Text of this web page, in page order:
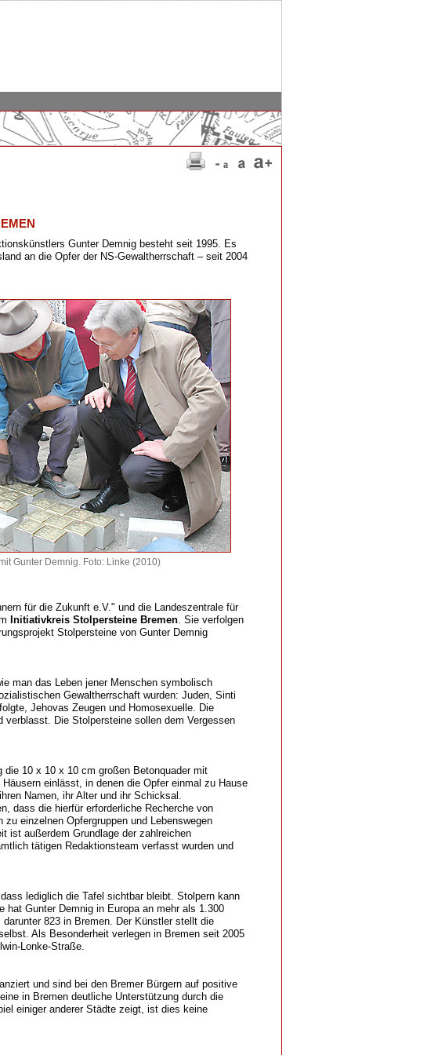
Gunter Demnig besteht seit 1995. Es
an die Opfer der NS-Gewaltherrschaft – seit 2004
Gunter Demnig. Foto: Linke (2010)
für die Zukunft e.V." und die Landeszentrale für
Initiativkreis Stolpersteine Bremen. Sie verfolgen
Stolpersteine von Gunter Demnig
man das Leben jener Menschen symbolisch
Gewaltherrschaft wurden: Juden, Sinti
Jehovas Zeugen und Homosexuelle. Die
verblasst. Die Stolpersteine sollen dem Vergessen
die 10 x 10 x 10 cm großen Betonquader mit
einlässt, in denen die Opfer einmal zu Hause
Namen, ihr Alter und ihr Schicksal.
dass die hierfür erforderliche Recherche von
einzelnen Opfergruppen und Lebenswegen
ist außerdem Grundlage der zahlreichen
tätigen Redaktionsteam verfasst wurden und
lediglich die Tafel sichtbar bleibt. Stolpern kann
hat Gunter Demnig in Europa an mehr als 1.300
823 in Bremen. Der Künstler stellt die
Als Besonderheit verlegen in Bremen seit 2005
Lonke-Straße.
und sind bei den Bremer Bürgern auf positive
in Bremen deutliche Unterstützung durch die
einiger anderer Städte zeigt, ist dies keine